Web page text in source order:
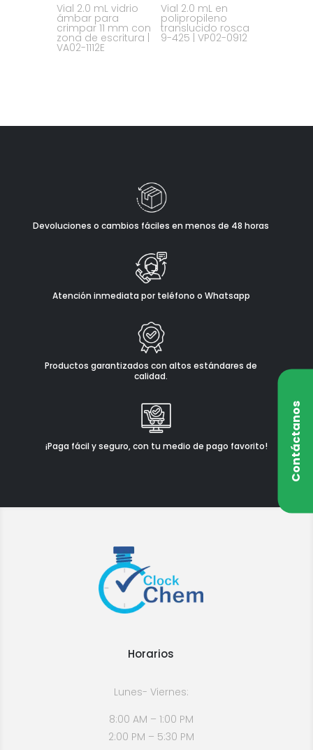
Vial 2.0 mL vidrio
ámbar para
crimpar 11 mm con
zona de escritura |
VA02-1112E
Vial 2.0 mL en
polipropileno
translucido rosca
9-425 | VP02-0912
Devoluciones o cambios fáciles en menos de 48 horas
Atención inmediata por teléfono o Whatsapp
Productos garantizados con altos estándares de
calidad.
¡Paga fácil y seguro, con tu medio de pago favorito! Contáctanos
Horarios
Lunes- Viernes:
8:00 AM – 1:00 PM
2:00 PM – 5:30 PM